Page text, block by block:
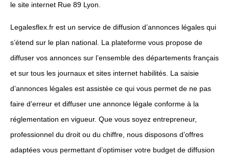
le site internet Rue 89 Lyon.
Legalesflex.fr est un service de diffusion d’annonces légales qui
s’étend sur le plan national. La plateforme vous propose de
diffuser vos annonces sur l’ensemble des départements français
et sur tous les journaux et sites internet habilités. La saisie
d’annonces légales est assistée ce qui vous permet de ne pas
faire d’erreur et diffuser une annonce légale conforme à la
réglementation en vigueur. Que vous soyez entrepreneur,
professionnel du droit ou du chiffre, nous disposons d’offres
adaptées vous permettant d’optimiser votre budget de diffusion